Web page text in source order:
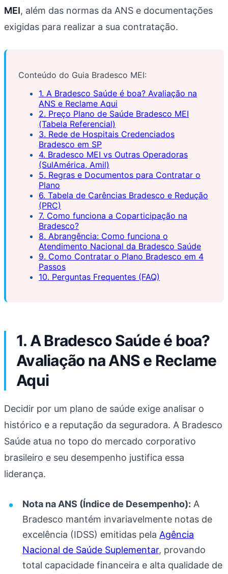
MEI, além das normas da ANS e documentações
exigidas para realizar a sua contratação.
Conteúdo do Guia Bradesco MEI:
1. A Bradesco Saúde é boa? Avaliação na
ANS e Reclame Aqui
2. Preço Plano de Saúde Bradesco MEI
(Tabela Referencial)
3. Rede de Hospitais Credenciados
Bradesco em SP
4. Bradesco MEI vs Outras Operadoras
(SulAmérica, Amil)
5. Regras e Documentos para Contratar o
Plano
6. Tabela de Carências Bradesco e Redução
(PRC)
7. Como funciona a Coparticipação na
Bradesco?
8. Abrangência: Como funciona o
Atendimento Nacional da Bradesco Saúde
9. Como Contratar o Plano Bradesco em 4
Passos
10. Perguntas Frequentes (FAQ)
1. A Bradesco Saúde é boa?
Avaliação na ANS e Reclame
Aqui
Decidir por um plano de saúde exige analisar o
histórico e a reputação da seguradora. A Bradesco
Saúde atua no topo do mercado corporativo
brasileiro e seu desempenho justifica essa
liderança.
Nota na ANS (Índice de Desempenho): A
Bradesco mantém invariavelmente notas de
excelência (IDSS) emitidas pela Agência
Nacional de Saúde Suplementar, provando
total capacidade financeira e alta qualidade de